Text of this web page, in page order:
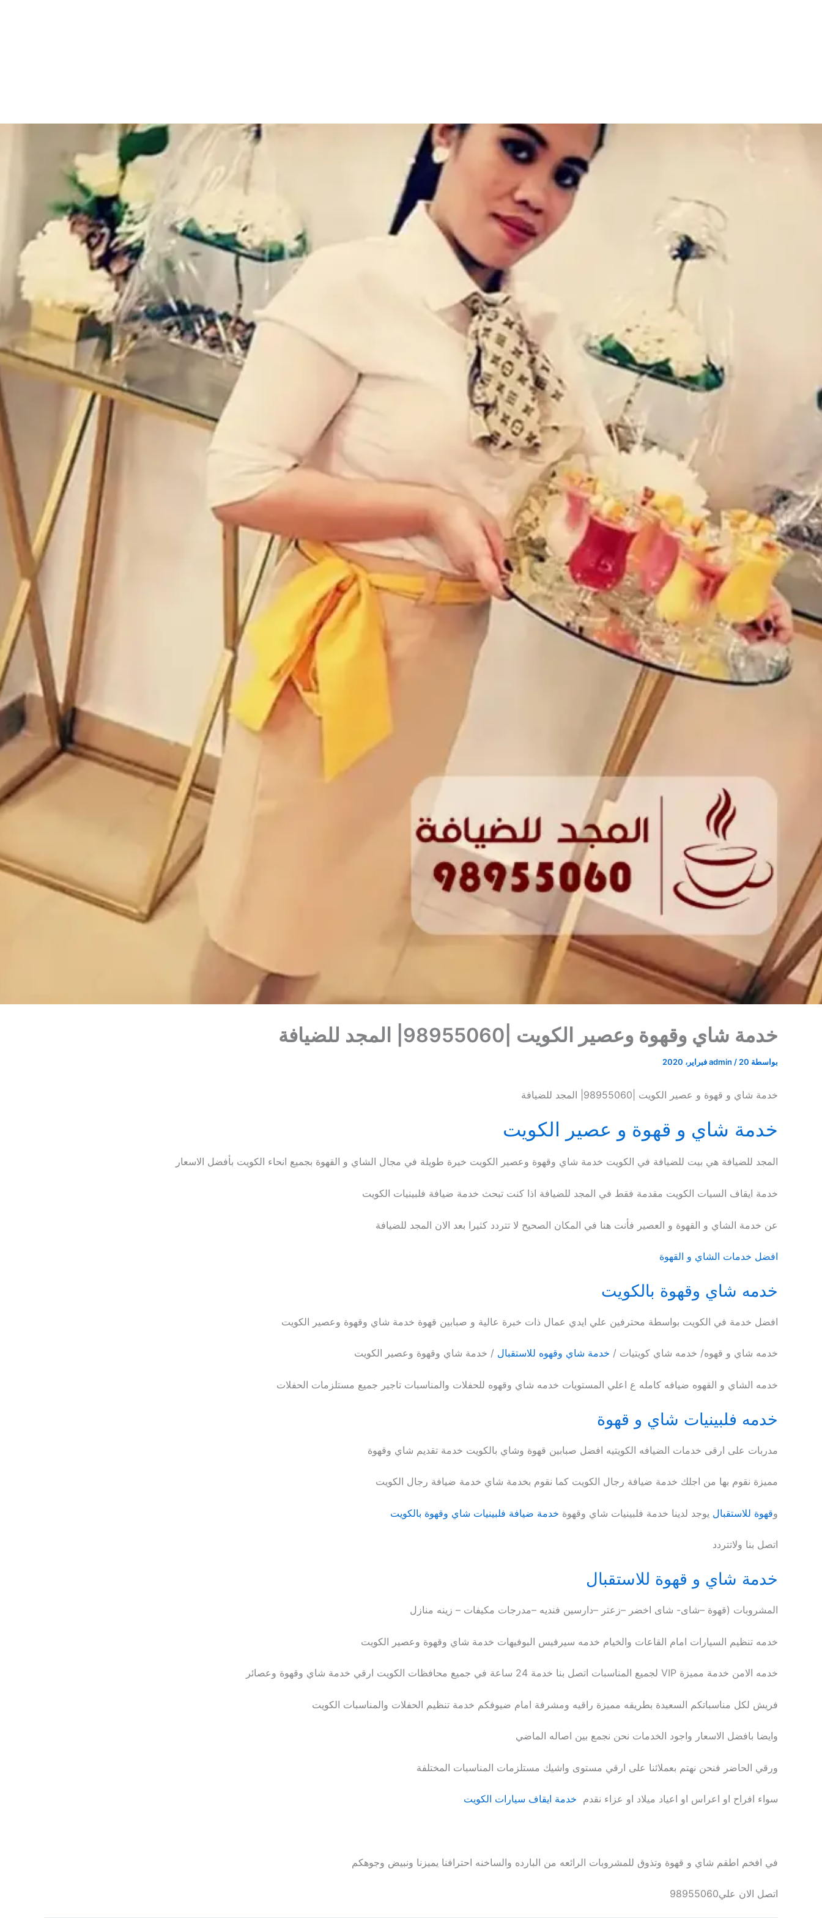
خدمة شاي وقهوة وعصير الكويت |98955060| المجد للضيافة
بواسطة admin / 20 فبراير، 2020
خدمة شاي و قهوة و عصير الكويت |98955060| المجد للضيافة
خدمة شاي و قهوة و عصير الكويت
المجد للضيافة هي بيت للضيافة في الكويت خدمة شاي وقهوة وعصير الكويت خيرة طويلة في مجال الشاي و القهوة بجميع انحاء الكويت بأفضل الاسعار
خدمة ايقاف السيات الكويت مقدمة فقط في المجد للضيافة اذا كنت تبحث خدمة ضيافة فلبينيات الكويت
عن خدمة الشاي و القهوة و العصير فأنت هنا في المكان الصحيح لا تتردد كثيرا بعد الان المجد للضيافة
افضل خدمات الشاي و القهوة
خدمه شاي وقهوة بالكويت
افضل خدمة في الكويت بواسطة محترفين علي ايدي عمال ذات خبرة عالية و صبابين قهوة خدمة شاي وقهوة وعصير الكويت
خدمه شاي و قهوه/ خدمه شاي كويتيات / خدمة شاي وقهوه للاستقبال / خدمة شاي وقهوة وعصير الكويت
خدمه الشاي و القهوه ضيافه كامله ع اعلي المستويات خدمه شاي وقهوه للحفلات والمناسبات تاجير جميع مستلزمات الحفلات
خدمه فلبينيات شاي و قهوة
مدربات على ارقى خدمات الضيافه الكويتيه افضل صبابين قهوة وشاي بالكويت خدمة تقديم شاي وقهوة
مميزة نقوم بها من اجلك خدمة ضيافة رجال الكويت كما نقوم بخدمة شاي خدمة ضيافة رجال الكويت
وقهوة للاستقبال يوجد لدينا خدمة فلبينيات شاي وقهوة خدمة ضيافة فلبينيات شاي وقهوة بالكويت
اتصل بنا ولاتتردد
خدمة شاي و قهوة للاستقبال
المشروبات (قهوة –شاى- شاى اخضر –زعتر –دارسين فنديه –مدرجات مكيفات – زينه منازل
خدمه تنظيم السيارات امام القاعات والخيام خدمه سيرفيس البوفيهات خدمة شاي وقهوة وعصير الكويت
خدمه الامن خدمة مميزة VIP لجميع المناسبات اتصل بنا خدمة 24 ساعة في جميع محافظات الكويت ارقي خدمة شاي وقهوة وعصائر
فريش لكل مناسباتكم السعيدة بطريقه مميزة راقيه ومشرفة امام ضيوفكم خدمة تنظيم الحفلات والمناسبات الكويت
وايضا بافضل الاسعار واجود الخدمات نحن نجمع بين اصاله الماضي
ورقي الحاضر فنحن نهتم بعملائنا على ارقي مستوى واشيك مستلزمات المناسبات المختلفة
سواء افراح او اعراس او اعياد ميلاد او عزاء نقدم خدمة ايقاف سيارات الكويت
في افخم اطقم شاي و قهوة وتذوق للمشروبات الرائعه من البارده والساخنه احترافنا يميزنا ونبيض وجوهكم
اتصل الان علي98955060